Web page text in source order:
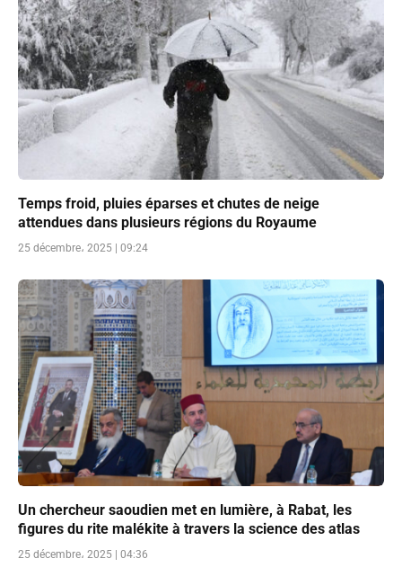
Temps froid, pluies éparses et chutes de neige
attendues dans plusieurs régions du Royaume
25 décembre، 2025 | 09:24
Un chercheur saoudien met en lumière, à Rabat, les
figures du rite malékite à travers la science des atlas
25 décembre، 2025 | 04:36